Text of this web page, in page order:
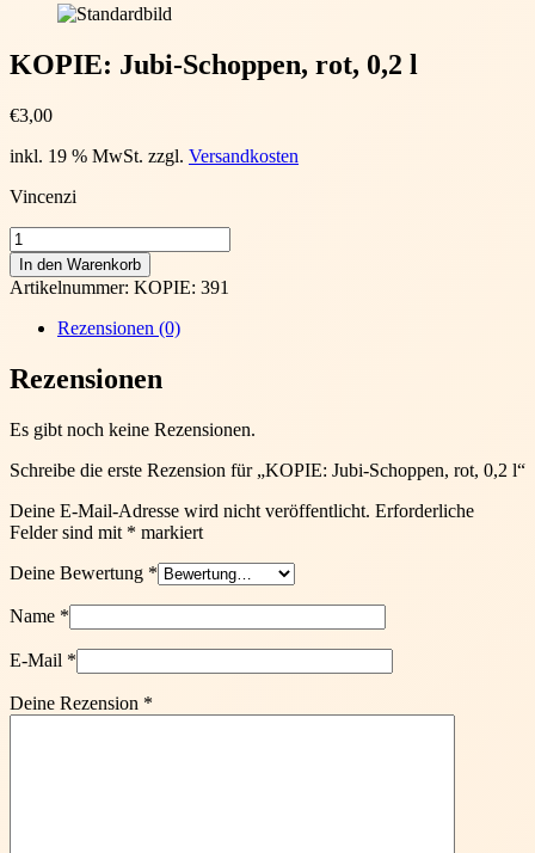
KOPIE: Jubi-Schoppen, rot, 0,2 l
€3,00
inkl. 19 % MwSt. zzgl. Versandkosten
Vincenzi
KOPIE:
Jubi-
Schoppen,
rot,
Menge
In den Warenkorb
Artikelnummer: KOPIE: 391
Rezensionen (0)
Rezensionen
Es gibt noch keine Rezensionen.
Schreibe die erste Rezension für „KOPIE: Jubi-Schoppen, rot, 0,2 l“
Deine E-Mail-Adresse wird nicht veröffentlicht. Erforderliche
Felder sind mit * markiert
Deine Bewertung *
Name *
E-Mail *
Deine Rezension *